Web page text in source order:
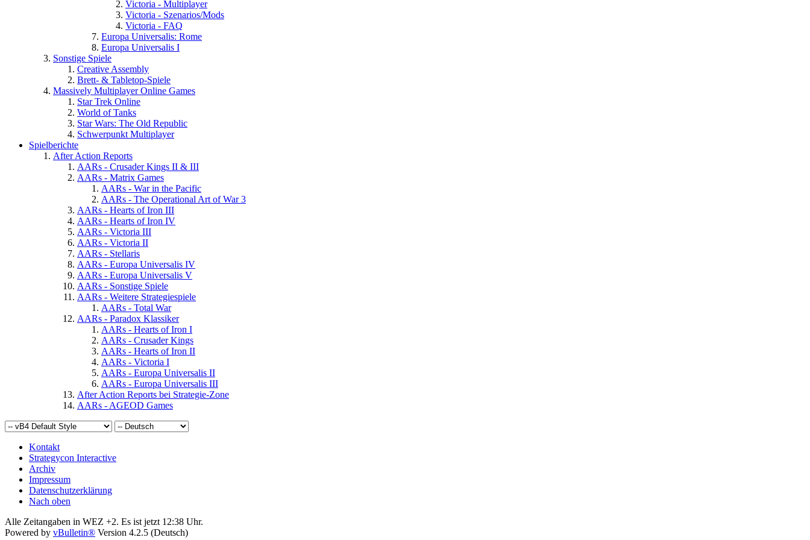
Victoria - Multiplayer
Victoria - Szenarios/Mods
Victoria - FAQ
Europa Universalis: Rome
Europa Universalis I
Sonstige Spiele
Creative Assembly
Brett- & Tabletop-Spiele
Massively Multiplayer Online Games
Star Trek Online
World of Tanks
Star Wars: The Old Republic
Schwerpunkt Multiplayer
Spielberichte
After Action Reports
AARs - Crusader Kings II & III
AARs - Matrix Games
AARs - War in the Pacific
AARs - The Operational Art of War 3
AARs - Hearts of Iron III
AARs - Hearts of Iron IV
AARs - Victoria III
AARs - Victoria II
AARs - Stellaris
AARs - Europa Universalis IV
AARs - Europa Universalis V
AARs - Sonstige Spiele
AARs - Weitere Strategiespiele
AARs - Total War
AARs - Paradox Klassiker
AARs - Hearts of Iron I
AARs - Crusader Kings
AARs - Hearts of Iron II
AARs - Victoria I
AARs - Europa Universalis II
AARs - Europa Universalis III
After Action Reports bei Strategie-Zone
AARs - AGEOD Games
Kontakt
Strategycon Interactive
Archiv
Impressum
Datenschutzerklärung
Nach oben
Alle Zeitangaben in WEZ +2. Es ist jetzt 12:38 Uhr.
Powered by vBulletin® Version 4.2.5 (Deutsch)